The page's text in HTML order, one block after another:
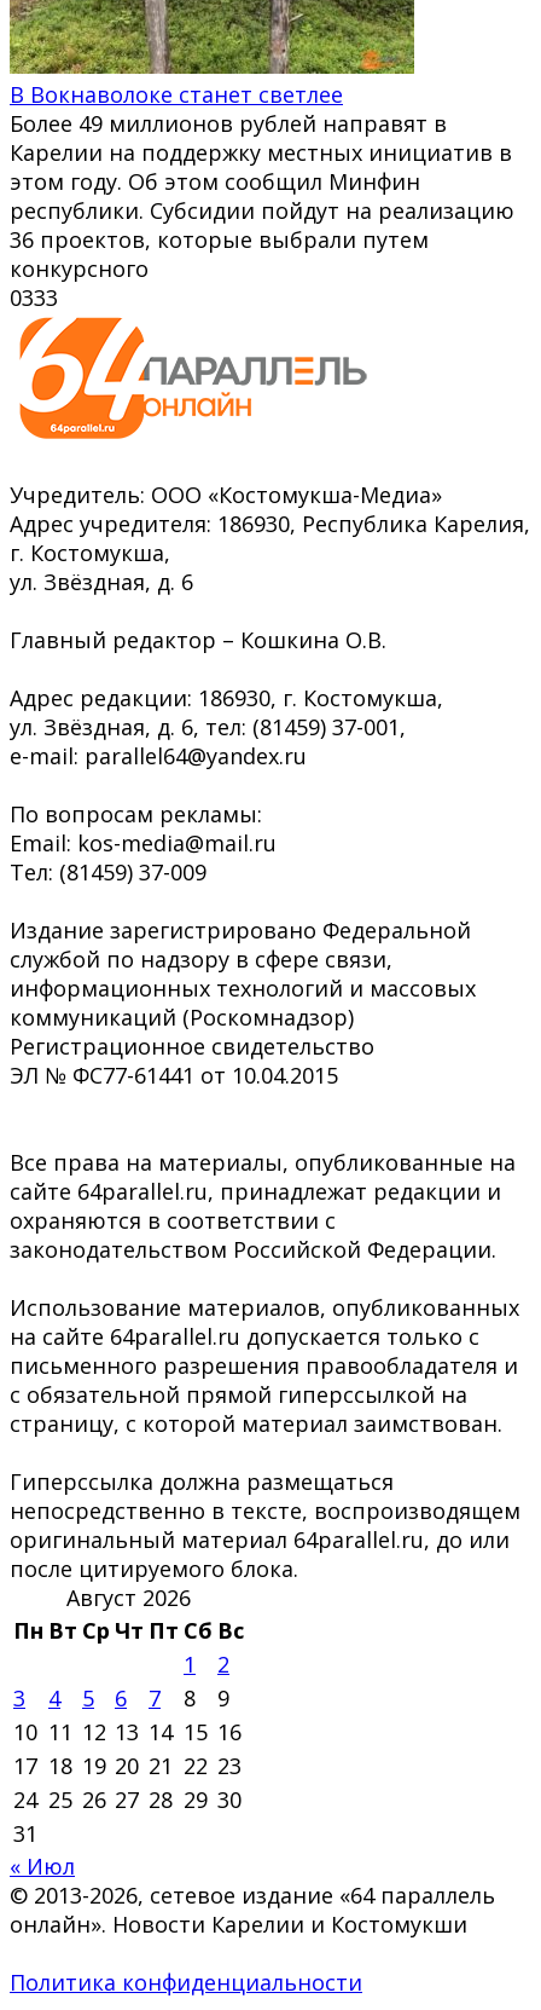
В Вокнаволоке станет светлее
Более 49 миллионов рублей направят в
Карелии на поддержку местных инициатив в
этом году. Об этом сообщил Минфин
республики. Субсидии пойдут на реализацию
36 проектов, которые выбрали путем
конкурсного
0333
Учредитель: ООО «Костомукша-Медиа»
Адрес учредителя: 186930, Республика Карелия,
г. Костомукша,
ул. Звёздная, д. 6
Главный редактор – Кошкина О.В.
Адрес редакции: 186930, г. Костомукша,
ул. Звёздная, д. 6, тел: (81459) 37-001,
e-mail: parallel64@yandex.ru
По вопросам рекламы:
Email: kos-media@mail.ru
Тел: (81459) 37-009
Издание зарегистрировано Федеральной
службой по надзору в сфере связи,
информационных технологий и массовых
коммуникаций (Роскомнадзор)
Регистрационное свидетельство
ЭЛ № ФС77-61441 от 10.04.2015
Все права на материалы, опубликованные на
сайте 64parallel.ru, принадлежат редакции и
охраняются в соответствии с
законодательством Российской Федерации.
Использование материалов, опубликованных
на сайте 64parallel.ru допускается только с
письменного разрешения правообладателя и
с обязательной прямой гиперссылкой на
страницу, с которой материал заимствован.
Гиперссылка должна размещаться
непосредственно в тексте, воспроизводящем
оригинальный материал 64parallel.ru, до или
после цитируемого блока.
Август 2026
Пн Вт Ср Чт Пт Сб Вс
1
2
3
4 5 6 7 8
9
10 11 12 13 14 15 16
17 18 19 20 21 22 23
24 25 26 27 28 29 30
31
« Июл
© 2013-2026, сетевое издание «64 параллель
онлайн». Новости Карелии и Костомукши
Политика конфиденциальности